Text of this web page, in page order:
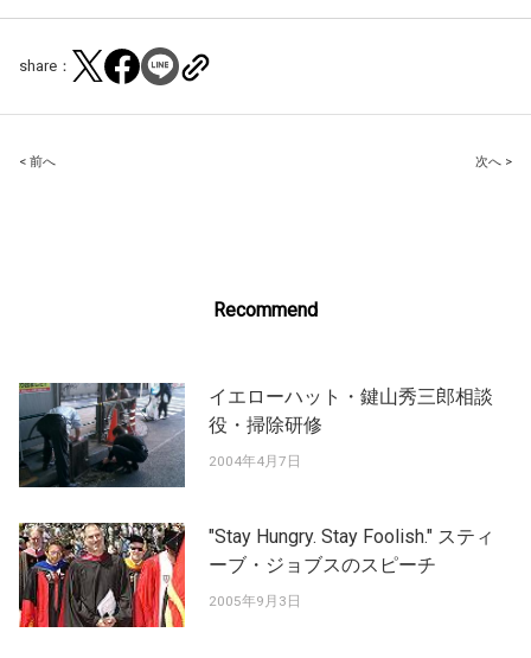
share：
Post
< 前へ 次へ >
Recommend
イエローハット・鍵山秀三郎相談
役・掃除研修
2004年4月7日
"Stay Hungry. Stay Foolish." スティ
ーブ・ジョブスのスピーチ
2005年9月3日